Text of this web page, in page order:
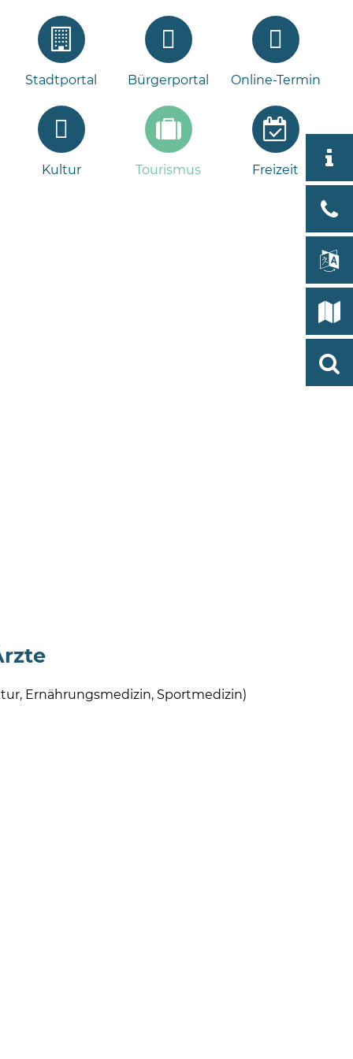
Stadtportal Bürgerportal Online-Termin
Kultur Tourismus Freizeit
Bleeck
19
Ernährungsmedizin, Sportmedizin)